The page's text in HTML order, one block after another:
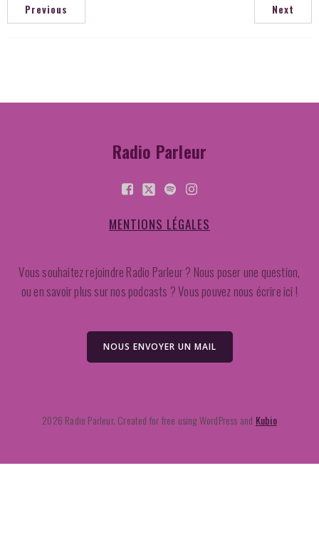
Previous Next
Radio Parleur
MENTIONS LÉGALES
Vous souhaitez rejoindre Radio Parleur ? Nous poser une question,
ou en savoir plus sur nos podcasts ? Vous pouvez nous écrire ici !
NOUS ENVOYER UN MAIL
2026 Radio Parleur. Created for free using WordPress and Kubio